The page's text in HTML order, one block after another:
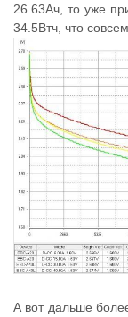
26.63Ач, то уже
34.5Втч, что
А вот дальше